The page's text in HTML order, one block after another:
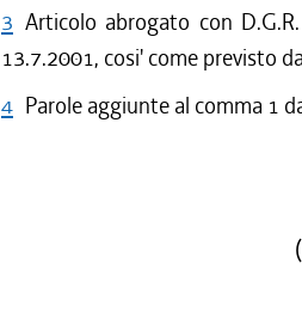
3 Articolo abrogato con
13.7.2001, cosi' come previsto
4 Parole aggiunte al comma 1